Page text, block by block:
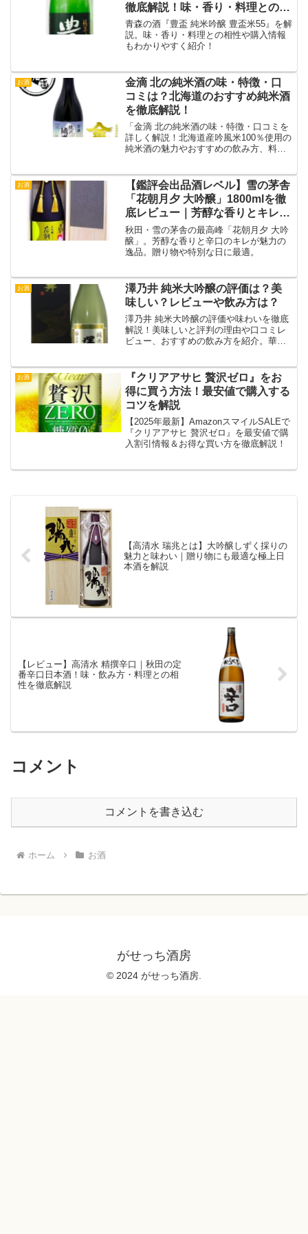
徹底解説！味・香り・料理との相
性も紹介
青森の酒『豊盃 純米吟醸 豊盃米55』を解
説。味・香り・料理との相性や購入情報
もわかりやすく紹介！
お酒
金滴 北の純米酒の味・特徴・口
コミは？北海道のおすすめ純米酒
を徹底解説！
「金滴 北の純米酒の味・特徴・口コミを
詳しく解説！北海道産吟風米100％使用の
純米酒の魅力やおすすめの飲み方、料理
お酒
【鑑評会出品酒レベル】雪の茅舎
「花朝月夕 大吟醸」1800mlを徹
底レビュー｜芳醇な香りとキレの
辛口日本酒
秋田・雪の茅舎の最高峰「花朝月夕 大吟
醸」。芳醇な香りと辛口のキレが魅力の
逸品。贈り物や特別な日に最適。
お酒
澤乃井 純米大吟醸の評価は？美
味しい？レビューや飲み方は？
澤乃井 純米大吟醸の評価や味わいを徹底
解説！美味しいと評判の理由や口コミレ
ビュー、おすすめの飲み方を紹介。華や
お酒
『クリアアサヒ 贅沢ゼロ』をお
得に買う方法！最安値で購入する
コツを解説
【2025年最新】AmazonスマイルSALEで
『クリアアサヒ 贅沢ゼロ』を最安値で購
入割引情報＆お得な買い方を徹底解説！
【高清水 瑞兆とは】大吟醸しずく採りの
魅力と味わい｜贈り物にも最適な極上日
本酒を解説
【レビュー】高清水 精撰辛口｜秋田の定
番辛口日本酒！味・飲み方・料理との相
性を徹底解説
コメント
コメントを書き込む
ホーム お酒
がせっち酒房
© 2024 がせっち酒房.